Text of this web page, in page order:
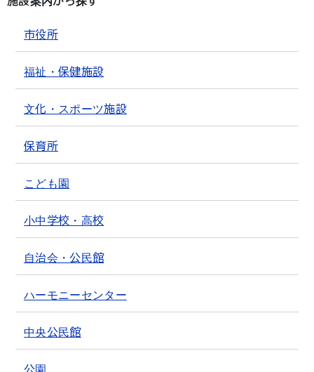
市役所
福祉・保健施設
文化・スポーツ施設
保育所
こども園
小中学校・高校
自治会・公民館
ハーモニーセンター
中央公民館
公園